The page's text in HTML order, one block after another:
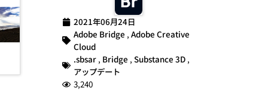
2021年06月24日
Adobe Bridge , Adobe Creative
Cloud
.sbsar, Bridge , Substance 3D,
アップデート
3,240